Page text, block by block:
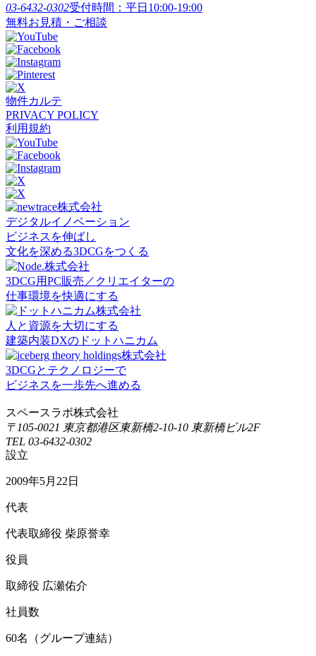
03-6432-0302受付時間：平日10:00-19:00
無料お見積・ご相談
物件カルテ
PRIVACY POLICY
利用規約
デジタルイノベーション
ビジネスを伸ばし
文化を深める3DCGをつくる
3DCG用PC販売／クリエイターの
仕事環境を快適にする
人と資源を大切にする
建築内装DXのドットハニカム
3DCGとテクノロジーで
ビジネスを一歩先へ進める
スペースラボ株式会社
〒105-0021 東京都港区東新橋2-10-10 東新橋ビル2F
TEL 03-6432-0302
設立
2009年5月22日
代表
代表取締役 柴原誉幸
役員
取締役 広瀬佑介
社員数
60名（グループ連結）